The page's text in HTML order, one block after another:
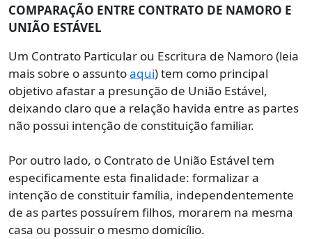
COMPARAÇÃO ENTRE CONTRATO DE NAMORO E
UNIÃO ESTÁVEL
Um Contrato Particular ou Escritura de Namoro (leia
mais sobre o assuntoaqui) tem como principal
objetivo afastar a presunção de União Estável,
deixando claro que a relação havida entre as partes
não possui intenção de constituição familiar.
Por outro lado, o Contrato de União Estável tem
especificamente esta finalidade: formalizar a
intenção de constituir família, independentemente
de as partes possuírem filhos, morarem na mesma
casa ou possuir o mesmo domicílio.